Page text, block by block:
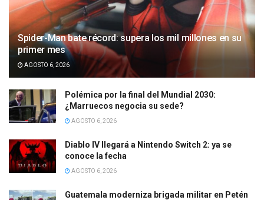
Spider-Man bate récord: supera los mil millones en su
primer mes
AGOSTO 6, 2026
Polémica por la final del Mundial 2030:
¿Marruecos negocia su sede?
AGOSTO 6, 2026
Diablo IV llegará a Nintendo Switch 2: ya se
conoce la fecha
AGOSTO 6, 2026
Guatemala moderniza brigada militar en Petén